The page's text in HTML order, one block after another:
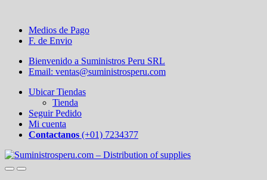
Medios de Pago
F. de Envio
Bienvenido a Suministros Peru SRL
Email: ventas@suministrosperu.com
Ubicar Tiendas
Tienda
Seguir Pedido
Mi cuenta
Contactanos (+01) 7234377